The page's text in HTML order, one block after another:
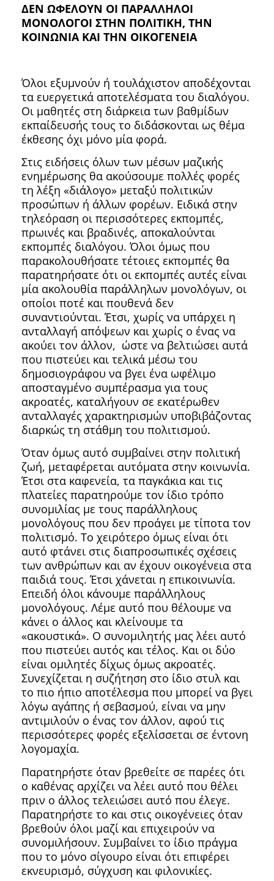
ΔΕΝ ΩΦΕΛΟΥΝ ΟΙ ΠΑΡΑΛΛΗΛΟΙ
ΜΟΝΟΛΟΓΟΙ ΣΤΗΝ ΠΟΛΙΤΙΚΗ, ΤΗΝ
ΚΟΙΝΩΝΙΑ ΚΑΙ ΤΗΝ ΟΙΚΟΓΕΝΕΙΑ
Όλοι εξυμνούν ή τουλάχιστον αποδέχονται
τα ευεργετικά αποτελέσματα του διαλόγου.
Οι μαθητές στη διάρκεια των βαθμίδων
εκπαίδευσής τους το διδάσκονται ως θέμα
έκθεσης όχι μόνο μία φορά.
Στις ειδήσεις όλων των μέσων μαζικής
ενημέρωσης θα ακούσουμε πολλές φορές
τη λέξη «διάλογο» μεταξύ πολιτικών
προσώπων ή άλλων φορέων. Ειδικά στην
τηλεόραση οι περισσότερες εκπομπές,
πρωινές και βραδινές, αποκαλούνται
εκπομπές διαλόγου. Όλοι όμως που
παρακολουθήσατε τέτοιες εκπομπές θα
παρατηρήσατε ότι οι εκπομπές αυτές είναι
μία ακολουθία παράλληλων μονολόγων, οι
οποίοι ποτέ και πουθενά δεν
συναντιούνται. Έτσι, χωρίς να υπάρχει η
ανταλλαγή απόψεων και χωρίς ο ένας να
ακούει τον άλλον, ώστε να βελτιώσει αυτά
που πιστεύει και τελικά μέσω του
δημοσιογράφου να βγει ένα ωφέλιμο
αποσταγμένο συμπέρασμα για τους
ακροατές, καταλήγουν σε εκατέρωθεν
ανταλλαγές χαρακτηρισμών υποβιβάζοντας
διαρκώς τη στάθμη του πολιτισμού.
Όταν όμως αυτό συμβαίνει στην πολιτική
ζωή, μεταφέρεται αυτόματα στην κοινωνία.
Έτσι στα καφενεία, τα παγκάκια και τις
πλατείες παρατηρούμε τον ίδιο τρόπο
συνομιλίας με τους παράλληλους
μονολόγους που δεν προάγει με τίποτα τον
πολιτισμό. Το χειρότερο όμως είναι ότι
αυτό φτάνει στις διαπροσωπικές σχέσεις
των ανθρώπων και αν έχουν οικογένεια στα
παιδιά τους. Έτσι χάνεται η επικοινωνία.
Επειδή όλοι κάνουμε παράλληλους
μονολόγους. Λέμε αυτό που θέλουμε να
κάνει ο άλλος και κλείνουμε τα
«ακουστικά». Ο συνομιλητής μας λέει αυτό
που πιστεύει αυτός και τέλος. Και οι δύο
είναι ομιλητές δίχως όμως ακροατές.
Συνεχίζεται η συζήτηση στο ίδιο στυλ και
το πιο ήπιο αποτέλεσμα που μπορεί να βγει
λόγω αγάπης ή σεβασμού, είναι να μην
αντιμιλούν ο ένας τον άλλον, αφού τις
περισσότερες φορές εξελίσσεται σε έντονη
λογομαχία.
Παρατηρήστε όταν βρεθείτε σε παρέες ότι
ο καθένας αρχίζει να λέει αυτό που θέλει
πριν ο άλλος τελειώσει αυτό που έλεγε.
Παρατηρήστε το και στις οικογένειες όταν
βρεθούν όλοι μαζί και επιχειρούν να
συνομιλήσουν. Συμβαίνει το ίδιο πράγμα
που το μόνο σίγουρο είναι ότι επιφέρει
εκνευρισμό, σύγχυση και φιλονικίες.